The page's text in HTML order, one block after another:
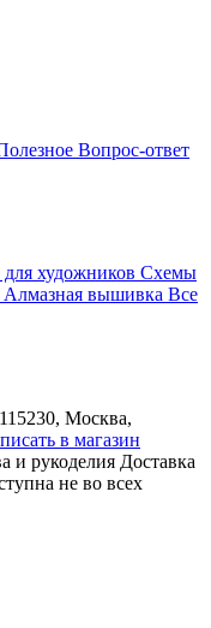
Вопрос-ответ
художников Схемы
Алмазная вышивка Все
115230, Москва,
в магазин
и рукоделия Доставка
не во всех